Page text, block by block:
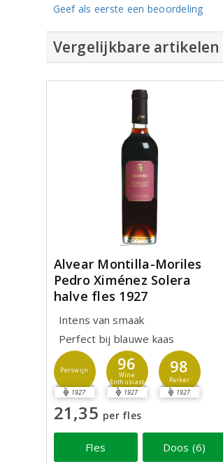
Geef als eerste een beoordeling
Vergelijkbare artikelen
Alvear Montilla-Moriles
Pedro Ximénez Solera
halve fles 1927
Intens van smaak
Perfect bij blauwe kaas
Perswijn
1927
96
Wine
Enthusiast
1927
98
Parker
1927
21,35 per fles
Fles Doos (6)